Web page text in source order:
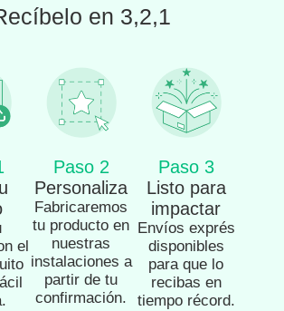
en 3,2,1
el
Paso 2
Personaliza
Fabricaremos
tu producto en
nuestras
instalaciones a
partir de tu
confirmación.
Paso 3
Listo para
impactar
Envíos exprés
disponibles
para que lo
recibas en
tiempo récord.